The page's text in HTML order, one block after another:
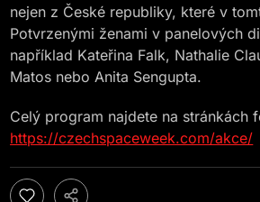
nejen z České republiky, které v
Potvrzenými ženami v panelových
například Kateřina Falk, Nathalie
Matos nebo Anita Sengupta.
Celý program najdete na stránkách
https://czechspaceweek.com/akce/